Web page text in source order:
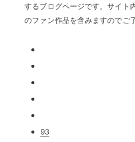
するブログページです。サイト
のファン作品を含みますのでご
93